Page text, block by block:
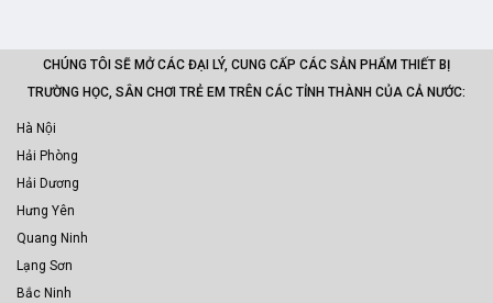
CHÚNG TÔI SẼ MỞ CÁC ĐẠI LÝ, CUNG CẤP CÁC SẢN PHẨM THIẾT BỊ
TRƯỜNG HỌC, SÂN CHƠI TRẺ EM TRÊN CÁC TỈNH THÀNH CỦA CẢ NƯỚC:
Hà Nội
Hải Phòng
Hải Dương
Hưng Yên
Quang Ninh
Lạng Sơn
Bắc Ninh